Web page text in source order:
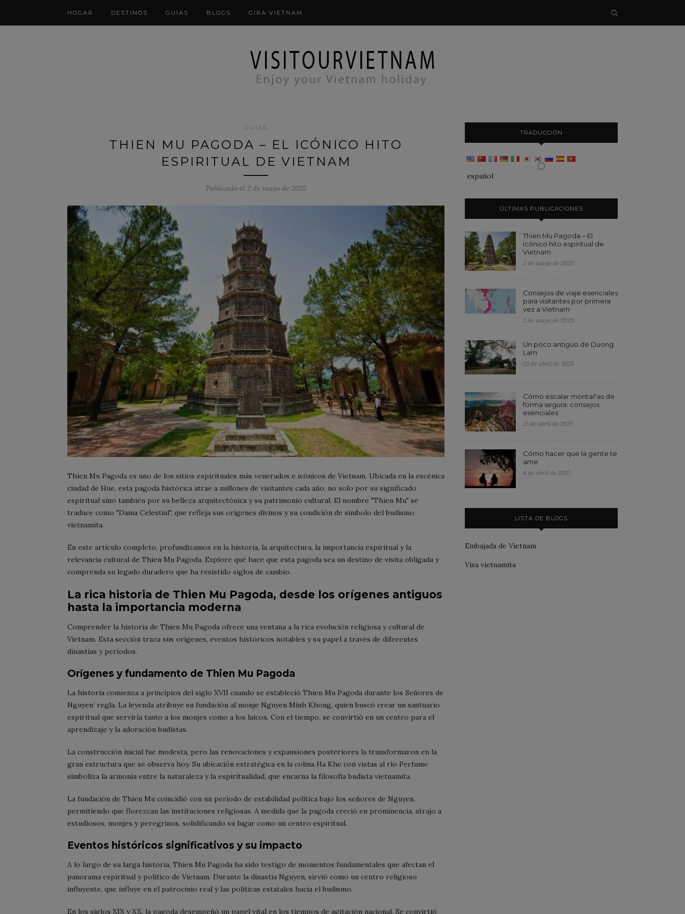
HOGAR DESTINOS GUÍAS BLOGS GIRA VIETNAM
GUÍAS
THIEN MU PAGODA – EL ICÓNICO HITO
ESPIRITUAL DE VIETNAM
Publicado el 2 de mayo de 2025
Thien Mu Pagoda es uno de los sitios espirituales más venerados e icónicos de Vietnam. Ubicada en la escénica
ciudad de Hue, esta pagoda histórica atrae a millones de visitantes cada año, no solo por su significado
espiritual sino también por su belleza arquitectónica y su patrimonio cultural. El nombre "Thien Mu" se
traduce como "Dama Celestial", que refleja sus orígenes divinos y su condición de símbolo del budismo
vietnamita.
En este artículo completo, profundizamos en la historia, la arquitectura, la importancia espiritual y la
relevancia cultural de Thien Mu Pagoda. Explore qué hace que esta pagoda sea un destino de visita obligada y
comprenda su legado duradero que ha resistido siglos de cambio.
La rica historia de Thien Mu Pagoda, desde los orígenes antiguos
hasta la importancia moderna
Comprender la historia de Thien Mu Pagoda ofrece una ventana a la rica evolución religiosa y cultural de
Vietnam. Esta sección traza sus orígenes, eventos históricos notables y su papel a través de diferentes
dinastías y períodos.
Orígenes y fundamento de Thien Mu Pagoda
La historia comienza a principios del siglo XVII cuando se estableció Thien Mu Pagoda durante los Señores de
Nguyen’ regla. La leyenda atribuye su fundación al monje Nguyen Minh Khong, quien buscó crear un santuario
espiritual que serviría tanto a los monjes como a los laicos. Con el tiempo, se convirtió en un centro para el
aprendizaje y la adoración budistas.
La construcción inicial fue modesta, pero las renovaciones y expansiones posteriores la transformaron en la
gran estructura que se observa hoy. Su ubicación estratégica en la colina Ha Khe con vistas al río Perfume
simboliza la armonía entre la naturaleza y la espiritualidad, que encarna la filosofía budista vietnamita.
La fundación de Thien Mu coincidió con un período de estabilidad política bajo los señores de Nguyen,
permitiendo que florezcan las instituciones religiosas. A medida que la pagoda creció en prominencia, atrajo a
estudiosos, monjes y peregrinos, solidificando su lugar como un centro espiritual.
Eventos históricos significativos y su impacto
A lo largo de su larga historia, Thien Mu Pagoda ha sido testigo de momentos fundamentales que afectan el
panorama espiritual y político de Vietnam. Durante la dinastía Nguyen, sirvió como un centro religioso
influyente, que influye en el patrocinio real y las políticas estatales hacia el budismo.
En los siglos XIX y XX, la pagoda desempeñó un papel vital en los tiempos de agitación nacional. Se convirtió
TRADUCCIÓN
español
ÚLTIMAS PUBLICACIONES
Thien Mu Pagoda – El
icónico hito espiritual de
Vietnam
2 de mayo de 2025
Consejos de viaje esenciales
para visitantes por primera
vez a Vietnam
2 de mayo de 2025
Un poco antiguo de Duong
Lam
22 de abril de 2025
Cómo escalar montañas de
forma segura: consejos
esenciales
12 de abril de 2025
Cómo hacer que la gente te
ame
4 de abril de 2025
LISTA DE BLOGS
Embajada de Vietnam
Visa vietnamita